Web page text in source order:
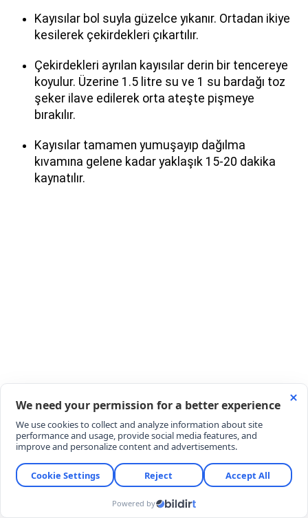
Kayısılar bol suyla güzelce yıkanır. Ortadan ikiye
kesilerek çekirdekleri çıkartılır.
Çekirdekleri ayrılan kayısılar derin bir tencereye
koyulur. Üzerine 1.5 litre su ve 1 su bardağı toz
şeker ilave edilerek orta ateşte pişmeye
bırakılır.
Kayısılar tamamen yumuşayıp dağılma
kıvamına gelene kadar yaklaşık 15-20 dakika
kaynatılır.
Yumuşayan meyveler tenceredeki suyuyla
blenderından geçirilir.
İpeksi bir kıvam alan karışıma 1 tatlı kaşığı